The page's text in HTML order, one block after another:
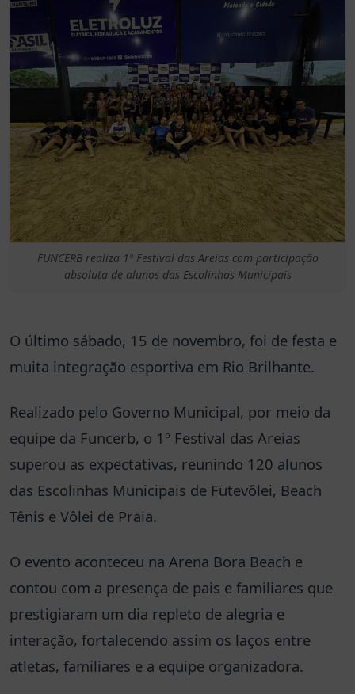
FUNCERB realiza 1º Festival das Areias com participação
absoluta de alunos das Escolinhas Municipais
O último sábado, 15 de novembro, foi de festa e
muita integração esportiva em Rio Brilhante.
Realizado pelo Governo Municipal, por meio da
equipe da Funcerb, o 1º Festival das Areias
superou as expectativas, reunindo 120 alunos
das Escolinhas Municipais de Futevôlei, Beach
Tênis e Vôlei de Praia.
O evento aconteceu na Arena Bora Beach e
contou com a presença de pais e familiares que
prestigiaram um dia repleto de alegria e
interação, fortalecendo assim os laços entre
atletas, familiares e a equipe organizadora.